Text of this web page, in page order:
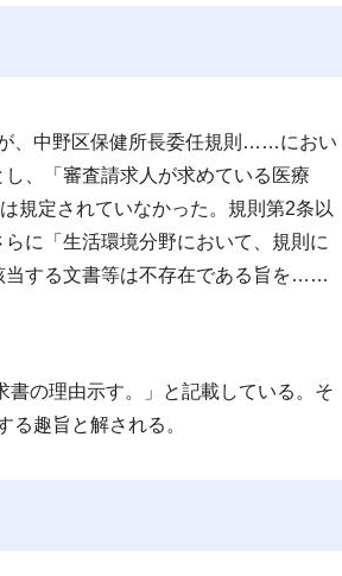
、中野区保健所長委任規則……におい
、「審査請求人が求めている医療
規定されていなかった。規則第2条以
に「生活環境分野において、規則に
当する文書等は不存在である旨を……
の理由示す。」と記載している。そ
趣旨と解される。